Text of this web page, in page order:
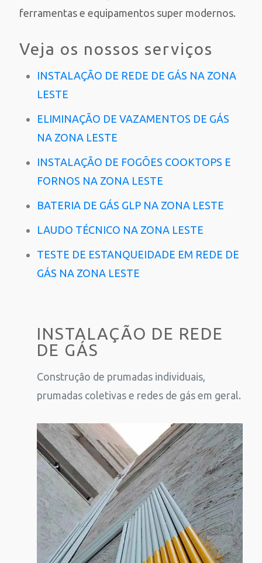
ferramentas e equipamentos super modernos.
Veja os nossos serviços
INSTALAÇÃO DE REDE DE GÁS NA ZONA
LESTE
ELIMINAÇÃO DE VAZAMENTOS DE GÁS
NA ZONA LESTE
INSTALAÇÃO DE FOGÕES COOKTOPS E
FORNOS NA ZONA LESTE
BATERIA DE GÁS GLP NA ZONA LESTE
LAUDO TÉCNICO NA ZONA LESTE
TESTE DE ESTANQUEIDADE EM REDE DE
GÁS NA ZONA LESTE
INSTALAÇÃO DE REDE
DE GÁS
Construção de prumadas individuais,
prumadas coletivas e redes de gás em geral.